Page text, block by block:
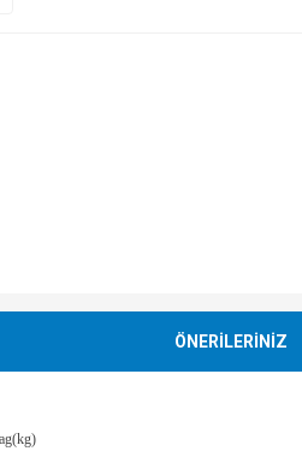
ÖNERİLERİNİZ